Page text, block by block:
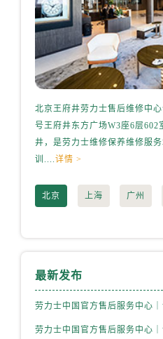
北京王府井劳力士售后维修中
号王府井东方广场W3座6层602
井，是劳力士维修保养维修服
训....详情 >
北京 上海 广州
最新发布